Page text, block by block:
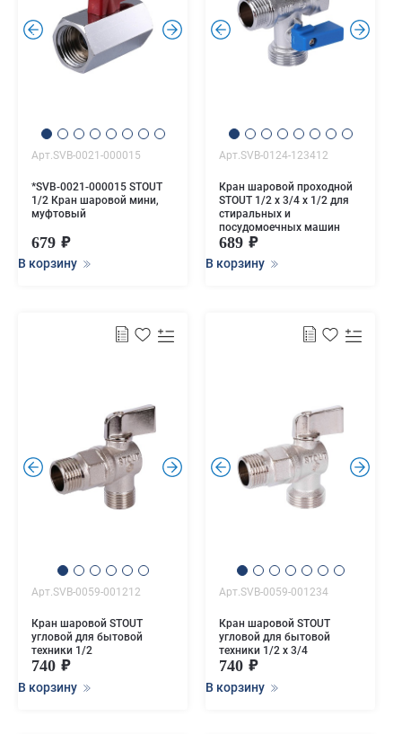
. .
Арт.SVB-0021-000015
*SVB-0021-000015 STOUT
1/2 Кран шаровой мини,
муфтовый
679
В корзину
. .
Арт.SVB-0124-123412
Кран шаровой проходной
STOUT 1/2 х 3/4 х 1/2 для
стиральных и
посудомоечных машин
689
В корзину
. .
Арт.SVB-0059-001212
Кран шаровой STOUT
угловой для бытовой
техники 1/2
740
В корзину
. .
Арт.SVB-0059-001234
Кран шаровой STOUT
угловой для бытовой
техники 1/2 х 3/4
740
В корзину